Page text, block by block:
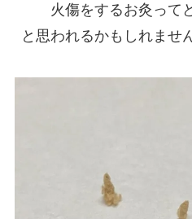
火傷をするお灸って
と思われるかもしれませ